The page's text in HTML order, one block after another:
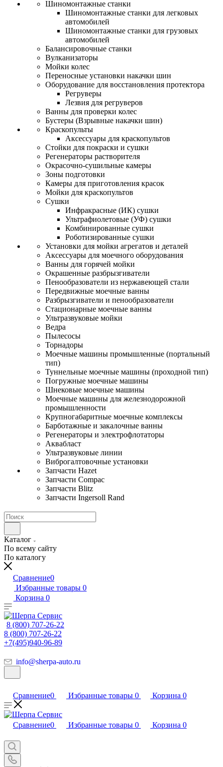
Шиномонтажные станки
Шиномонтажные станки для легковых
автомобилей
Шиномонтажные станки для грузовых
автомобилей
Балансировочные станки
Вулканизаторы
Мойки колес
Переносные установки накачки шин
Оборудование для восстановления протектора
Регруверы
Лезвия для регруверов
Ванны для проверки колес
Бустеры (Взрывные накачки шин)
Краскопульты
Аксессуары для краскопультов
Стойки для покраски и сушки
Регенераторы растворителя
Окрасочно-сушильные камеры
Зоны подготовки
Камеры для приготовления красок
Мойки для краскопультов
Сушки
Инфракрасные (ИК) сушки
Ультрафиолетовые (УФ) сушки
Комбинированные сушки
Роботизированные сушки
Установки для мойки агрегатов и деталей
Аксессуары для моечного оборудования
Ванны для горячей мойки
Окрашенные разбрызгиватели
Пенообразователи из нержавеющей стали
Передвижные моечные ванны
Разбрызгиватели и пенообразователи
Стационарные моечные ванны
Ультразвуковые мойки
Ведра
Пылесосы
Торнадоры
Моечные машины промышленные (портальный
тип)
Туннельные моечные машины (проходной тип)
Погружные моечные машины
Шнековые моечные машины
Моечные машины для железнодорожной
промышленности
Крупногабаритные моечные комплексы
Барботажные и закалочные ванны
Регенераторы и электрофлотаторы
Аквабласт
Ультразвуковые линии
Виброгалтовочные установки
Запчасти Hazet
Запчасти Compac
Запчасти Blitz
Запчасти Ingersoll Rand
Каталог
По всему сайту
По каталогу
Сравнение0
Избранные товары 0
Корзина 0
8 (800) 707-26-22
8 (800) 707-26-22
+7(495)940-96-89
info@sherpa-auto.ru
Сравнение0 Избранные товары 0 Корзина 0
Сравнение0 Избранные товары 0 Корзина 0